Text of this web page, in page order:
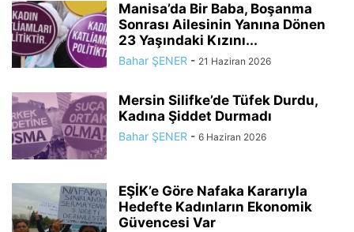
Manisa’da Bir Baba, Boşanma
Sonrası Ailesinin Yanına Dönen
23 Yaşındaki Kızını...
Bahar ŞENER - 21 Haziran 2026
Mersin Silifke’de Tüfek Durdu,
Kadına Şiddet Durmadı
Bahar ŞENER - 6 Haziran 2026
EŞİK’e Göre Nafaka Kararıyla
Hedefte Kadınların Ekonomik
Güvencesi Var